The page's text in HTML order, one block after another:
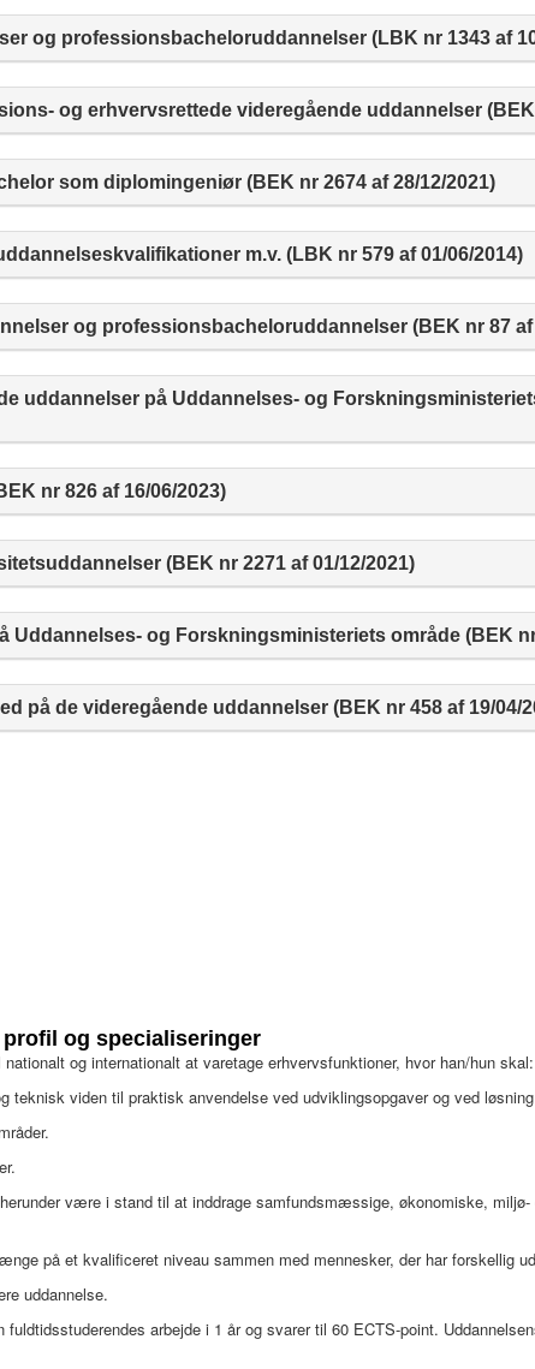
og professionsbacheloruddannelser (LBK nr 1343 af
og erhvervsrettede videregående uddannelser (BEK
som diplomingeniør (BEK nr 2674 af 28/12/2021)
m.v. (LBK nr 579 af 01/06/2014)
og professionsbacheloruddannelser (BEK nr 87 af
uddannelser på Uddannelses- og
nr 826 af 16/06/2023)
(BEK nr 2271 af 01/12/2021)
og Forskningsministeriets område (BEK nr
på de videregående uddannelser (BEK nr 458 af 19/04/
og specialiseringer
og internationalt at varetage erhvervsfunktioner, hvor han/hun skal:
viden til praktisk anvendelse ved udviklingsopgaver og ved
være i stand til at inddrage samfundsmæssige, økonomiske,
på et kvalificeret niveau sammen med mennesker, der har forskellig
uddannelse.
arbejde i 1 år og svarer til 60 ECTS-point.